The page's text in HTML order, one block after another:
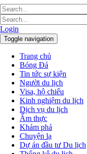
Login
Toggle navigation
Trang chủ
Bóng Đá
Tin tức sự kiện
Người du lịch
Visa, hộ chiếu
Kinh nghiệm du lịch
Dịch vụ du lịch
Ẩm thực
Khám phá
Chuyện lạ
Dự án đầu tư Du lịch